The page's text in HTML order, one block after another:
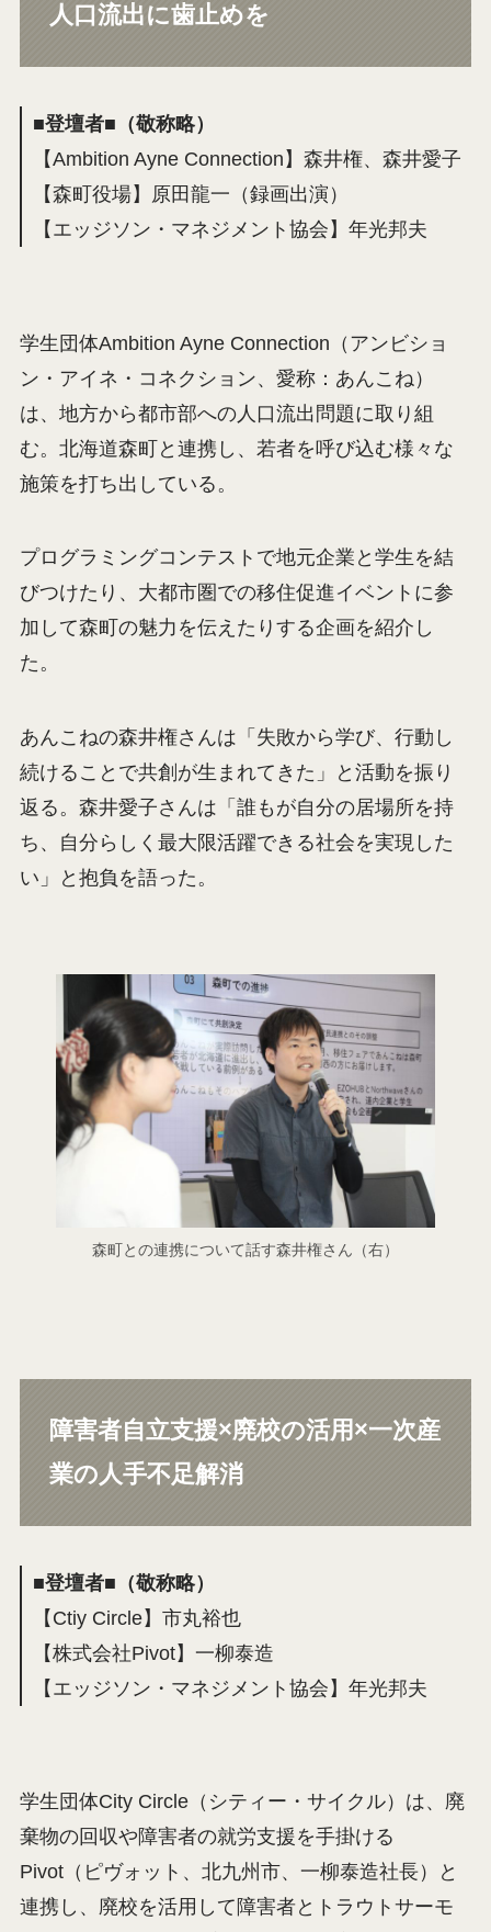
人口流出に歯止めを
■登壇者■（敬称略）
【Ambition Ayne Connection】森井権、森井愛子
【森町役場】原田龍一（録画出演）
【エッジソン・マネジメント協会】年光邦夫
学生団体Ambition Ayne Connection（アンビショ
ン・アイネ・コネクション、愛称：あんこね）
は、地方から都市部への人口流出問題に取り組
む。北海道森町と連携し、若者を呼び込む様々な
施策を打ち出している。
プログラミングコンテストで地元企業と学生を結
びつけたり、大都市圏での移住促進イベントに参
加して森町の魅力を伝えたりする企画を紹介し
た。
あんこねの森井権さんは「失敗から学び、行動し
続けることで共創が生まれてきた」と活動を振り
返る。森井愛子さんは「誰もが自分の居場所を持
ち、自分らしく最大限活躍できる社会を実現した
い」と抱負を語った。
森町との連携について話す森井権さん（右）
障害者自立支援×廃校の活用×一次産
業の人手不足解消
■登壇者■（敬称略）
【Ctiy Circle】市丸裕也
【株式会社Pivot】一柳泰造
【エッジソン・マネジメント協会】年光邦夫
学生団体City Circle（シティー・サイクル）は、廃
棄物の回収や障害者の就労支援を手掛ける
Pivot（ピヴォット、北九州市、一柳泰造社長）と
連携し、廃校を活用して障害者とトラウトサーモ